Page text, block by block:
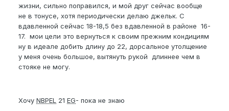
жизни, сильно поправился, и мой друг сейчас вообще
не в тонусе, хотя периодически делаю джельк. С
вдавленной сейчас 18-18,5 без вдавленной в районе 16-
17. мои цели это вернуться к своим прежним кондициям
ну в идеале добить длину до 22, дорсальное утолщение
у меня очень большое, вытянуть рукой длиннее чем в
стояке не могу.
Хочу NBPEL 21 EG- пока не знаю